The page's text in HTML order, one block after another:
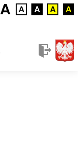
A A A A A